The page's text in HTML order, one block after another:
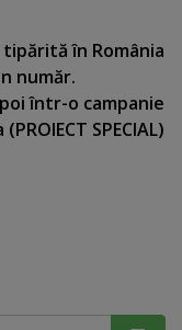
tipărită în România
număr.
într-o campanie
SPECIAL)